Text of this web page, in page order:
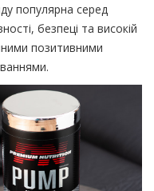
популярна серед
безпеці та високій
позитивними